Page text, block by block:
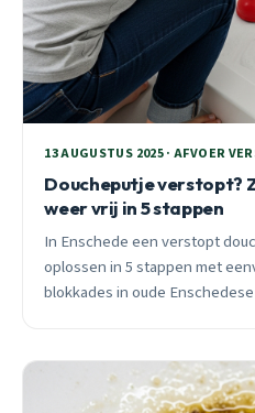
13 AUGUSTUS 2025 · AFVOER
Doucheputje verstopt?
weer vrij in 5 stappen
In Enschede een verstopt
oplossen in 5 stappen met
blokkades in oude